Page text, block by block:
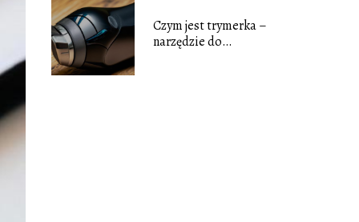
Czym jest trymerka –
narzędzie do